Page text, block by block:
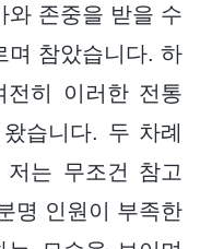
와 존중을 받을 수
며 참았습니다. 하
히 이러한 전통
습니다. 두 차례
는 무조건 참고
명 인원이 부족한